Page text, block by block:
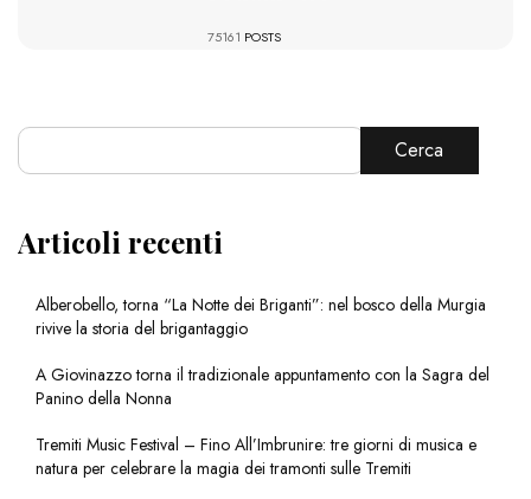
75161 POSTS
Cerca
Articoli recenti
Alberobello, torna “La Notte dei Briganti”: nel bosco della Murgia
rivive la storia del brigantaggio
A Giovinazzo torna il tradizionale appuntamento con la Sagra del
Panino della Nonna
Tremiti Music Festival – Fino All’Imbrunire: tre giorni di musica e
natura per celebrare la magia dei tramonti sulle Tremiti